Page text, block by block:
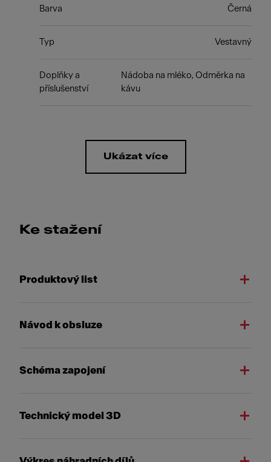
Barva Černá
Typ Vestavný
Doplňky a
příslušenství
Nádoba na mléko, Odměrka na
kávu
Ukázat více
Ke stažení
Produktový list
Návod k obsluze
Schéma zapojení
Technický model 3D